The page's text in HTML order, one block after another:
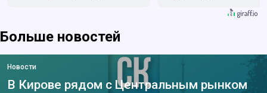
Больше новостей
Новости
В Кирове рядом с Центральным рынком